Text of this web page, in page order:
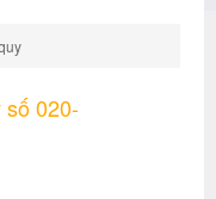
số 020-